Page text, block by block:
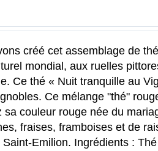
créé cet assemblage de
mondial, aux ruelles
Ce thé« Nuit tranquille au
Ce mélange "thé"
couleur rouge née du
fraises, framboises et de
Emilion. Ingrédients :